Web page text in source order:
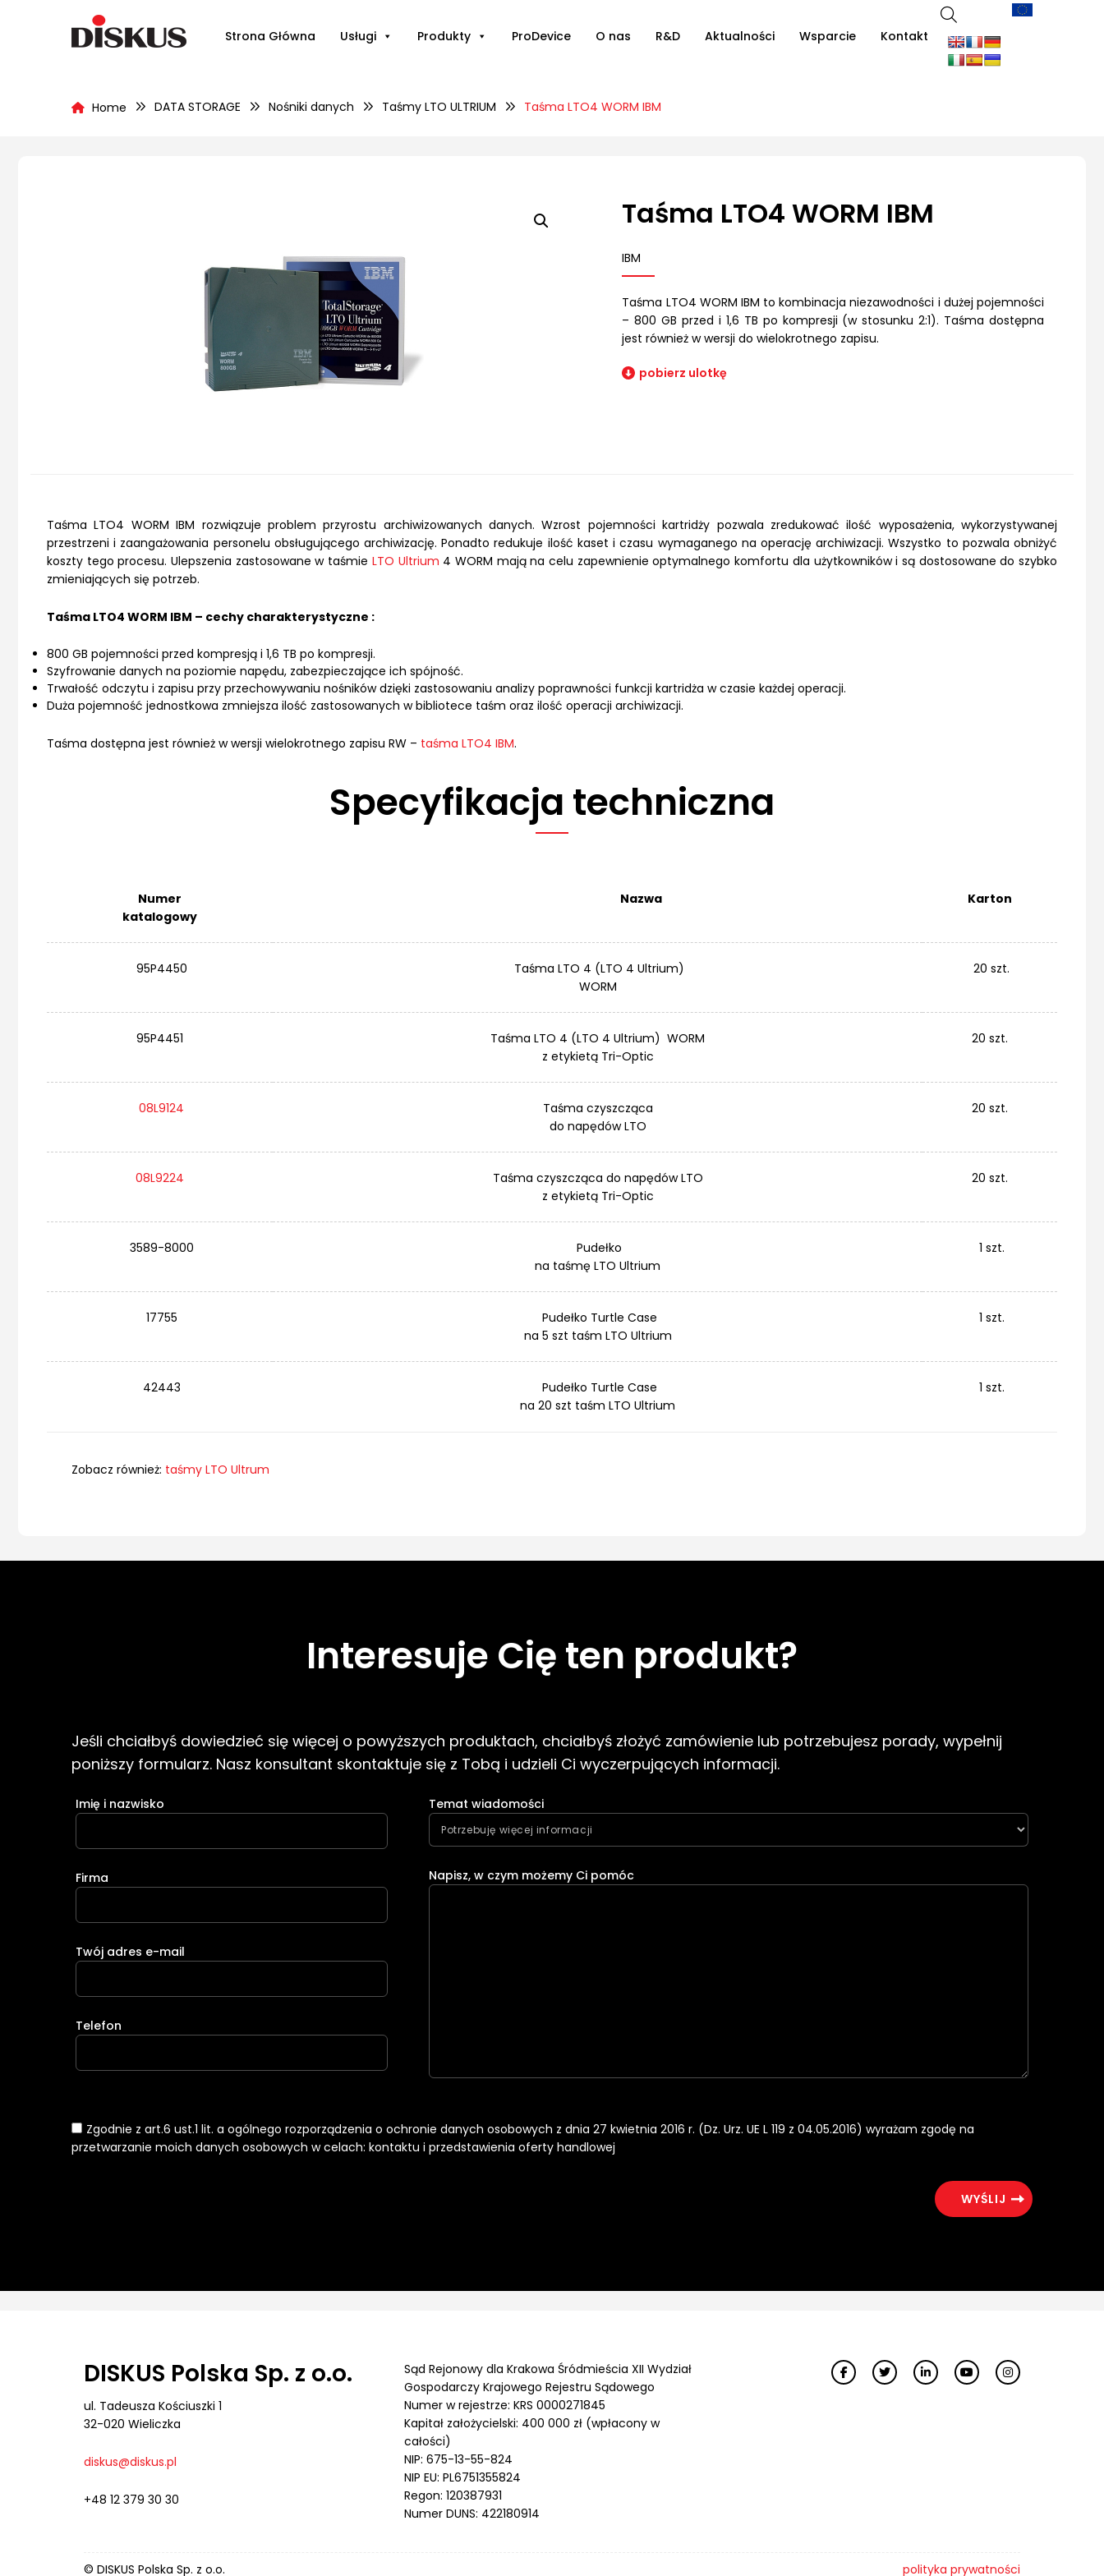
Strona Główna Usługi Produkty ProDevice O nas R&D Aktualności Wsparcie Kontakt
Home DATA STORAGE Nośniki danych Taśmy LTO ULTRIUM Taśma LTO4 WORM IBM
Taśma LTO4 WORM IBM
IBM
Taśma LTO4 WORM IBM to kombinacja niezawodności i dużej pojemności
– 800 GB przed i 1,6 TB po kompresji (w stosunku 2:1). Taśma dostępna
jest również w wersji do wielokrotnego zapisu.
pobierz ulotkę
Taśma LTO4 WORM IBM rozwiązuje problem przyrostu archiwizowanych danych. Wzrost pojemności kartridży pozwala zredukować ilość wyposażenia, wykorzystywanej
przestrzeni i zaangażowania personelu obsługującego archiwizację. Ponadto redukuje ilość kaset i czasu wymaganego na operację archiwizacji. Wszystko to pozwala obniżyć
koszty tego procesu. Ulepszenia zastosowane w taśmie LTO Ultrium 4 WORM mają na celu zapewnienie optymalnego komfortu dla użytkowników i są dostosowane do szybko
zmieniających się potrzeb.
Taśma LTO4 WORM IBM – cechy charakterystyczne :
800 GB pojemności przed kompresją i 1,6 TB po kompresji.
Szyfrowanie danych na poziomie napędu, zabezpieczające ich spójność.
Trwałość odczytu i zapisu przy przechowywaniu nośników dzięki zastosowaniu analizy poprawności funkcji kartridża w czasie każdej operacji.
Duża pojemność jednostkowa zmniejsza ilość zastosowanych w bibliotece taśm oraz ilość operacji archiwizacji.
Taśma dostępna jest również w wersji wielokrotnego zapisu RW – taśma LTO4 IBM.
Specyfikacja techniczna
Numer
katalogowy
Nazwa Karton
95P4450
Taśma LTO 4 (LTO 4 Ultrium)
WORM
20 szt.
95P4451
Taśma LTO 4 (LTO 4 Ultrium) WORM
z etykietą Tri-Optic
20 szt.
08L9124
Taśma czyszcząca
do napędów LTO
20 szt.
08L9224
Taśma czyszcząca do napędów LTO
z etykietą Tri-Optic
20 szt.
3589-8000
Pudełko
na taśmę LTO Ultrium
1 szt.
17755
Pudełko Turtle Case
na 5 szt taśm LTO Ultrium
1 szt.
42443
Pudełko Turtle Case
na 20 szt taśm LTO Ultrium
1 szt.
Zobacz również: taśmy LTO Ultrum
Interesuje Cię ten produkt?
Jeśli chciałbyś dowiedzieć się więcej o powyższych produktach, chciałbyś złożyć zamówienie lub potrzebujesz porady, wypełnij
poniższy formularz. Nasz konsultant skontaktuje się z Tobą i udzieli Ci wyczerpujących informacji.
Imię i nazwisko
Firma
Twój adres e-mail
Telefon
Temat wiadomości
Napisz, w czym możemy Ci pomóc
Zgodnie z art.6 ust.1 lit. a ogólnego rozporządzenia o ochronie danych osobowych z dnia 27 kwietnia 2016 r. (Dz. Urz. UE L 119 z 04.05.2016) wyrażam zgodę na
przetwarzanie moich danych osobowych w celach: kontaktu i przedstawienia oferty handlowej
DISKUS Polska Sp. z o.o.
ul. Tadeusza Kościuszki 1
32-020 Wieliczka
diskus@diskus.pl
+48 12 379 30 30
Sąd Rejonowy dla Krakowa Śródmieścia XII Wydział
Gospodarczy Krajowego Rejestru Sądowego
Numer w rejestrze: KRS 0000271845
Kapitał założycielski: 400 000 zł (wpłacony w
całości)
NIP: 675-13-55-824
NIP EU: PL6751355824
Regon: 120387931
Numer DUNS: 422180914
© DISKUS Polska Sp. z o.o. polityka prywatności